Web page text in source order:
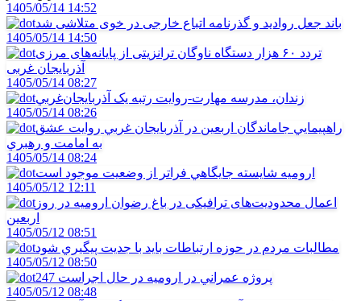
1405/05/14 14:52
باند جعل روادید و گذرنامه اتباع خارجی در خوی متلاشی شد
1405/05/14 14:50
تردد ۶۰ هزار دستگاه ناوگان ترانزیتی از پایانه‌های مرزی
آذربایجان ‌غربی
1405/05/14 08:27
زندان، مدرسه مهارت-روايت رتبه يک آذربايجان‌غربي
1405/05/14 08:26
راهپيمايي جاماندگان اربعين در آذربايجان غربي روايت عشق
به امامت و رهبري
1405/05/14 08:24
اروميه شايسته جايگاهي فراتر از وضعيت موجود است
1405/05/12 12:11
اعمال محدودیت‌های ترافیکی در باغ رضوان ارومیه در روز
اربعین
1405/05/12 08:51
مطالبات مردم در حوزه ارتباطات بايد با جديت پيگيري شود
1405/05/12 08:50
247 پروژه عمراني در اروميه در حال اجراست
1405/05/12 08:48